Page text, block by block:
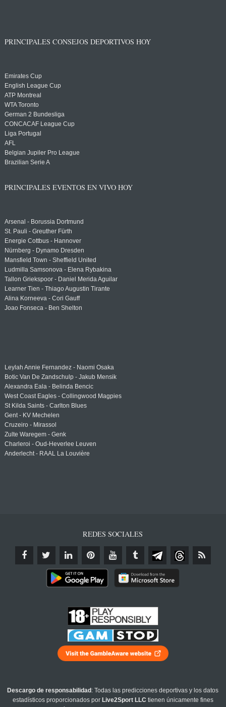
PRINCIPALES CONSEJOS DEPORTIVOS HOY
Emirates Cup
English League Cup
ATP Montreal
WTA Toronto
German 2 Bundesliga
CONCACAF League Cup
Liga Portugal
AFL
Belgian Jupiler Pro League
Brazilian Serie A
PRINCIPALES EVENTOS EN VIVO HOY
Arsenal - Borussia Dortmund
St. Pauli - Greuther Fürth
Energie Cottbus - Hannover
Nürnberg - Dynamo Dresden
Mansfield Town - Sheffield United
Ludmilla Samsonova - Elena Rybakina
Tallon Griekspoor - Daniel Merida Aguilar
Learner Tien - Thiago Augustin Tirante
Alina Korneeva - Cori Gauff
Joao Fonseca - Ben Shelton
Leylah Annie Fernandez - Naomi Osaka
Botic Van De Zandschulp - Jakub Mensik
Alexandra Eala - Belinda Bencic
West Coast Eagles - Collingwood Magpies
St Kilda Saints - Carlton Blues
Gent - KV Mechelen
Cruzeiro - Mirassol
Zulte Waregem - Genk
Charleroi - Oud-Heverlee Leuven
Anderlecht - RAAL La Louvière
REDES SOCIALES
Descargo de responsabilidad : Todas las predicciones deportivas y los datos
estadísticos proporcionados por Live2Sport LLC tienen únicamente fines